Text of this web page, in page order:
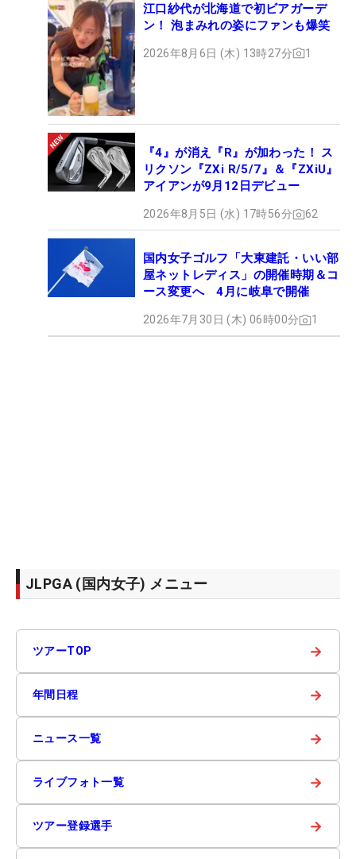
江口紗代が北海道で初ビアガーデ
ン！ 泡まみれの姿にファンも爆笑
2026年8月6日 (木) 13時27分 1
『4』が消え『R』が加わった！ ス
リクソン『ZXi R/5/7』＆『ZXiU』
アイアンが9月12日デビュー
2026年8月5日 (水) 17時56分 62
国内女子ゴルフ「大東建託・いい部
屋ネットレディス」の開催時期＆コ
ース変更へ 4月に岐阜で開催
2026年7月30日 (木) 06時00分 1
JLPGA (国内女子) メニュー
ツアーTOP →
年間日程 →
ニュース一覧 →
ライブフォト一覧 →
ツアー登録選手 →